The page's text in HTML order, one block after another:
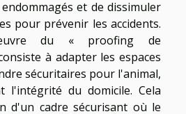
et de dissimuler
pour prévenir les accidents.
du « proofing de
à adapter les espaces
sécuritaires pour l'animal,
l'intégrité du domicile. Cela
d'un cadre sécurisant où le